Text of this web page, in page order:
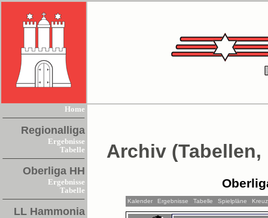
Home
Regionalliga
Ergebnisse
Tabelle
Oberliga HH
Ergebnisse
Tabelle
LL Hammonia
Archiv
Kalender Ergebnisse Tabelle Spielpläne